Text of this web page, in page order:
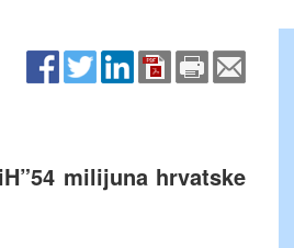
milijuna hrvatske